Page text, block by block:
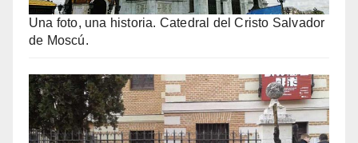
Una foto, una historia. Catedral del Cristo Salvador
de Moscú.